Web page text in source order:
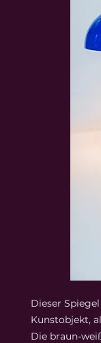
Dieser
Kunstobjekt,
Die braun-